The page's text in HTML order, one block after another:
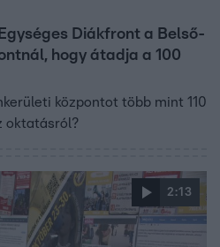
Diákfront a Belső-
hogy átadja a 100
központot több mint 110
oktatásról?
2:13